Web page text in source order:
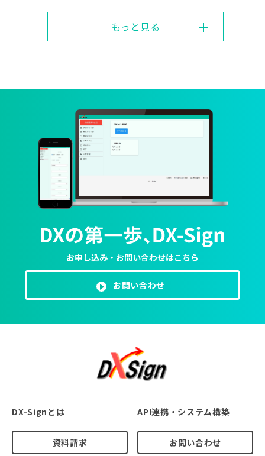
もっと見る
お申し込み・お問い合わせはこちら
お問い合わせ
DX-Signとは API連携・システム構築
資料請求 お問い合わせ